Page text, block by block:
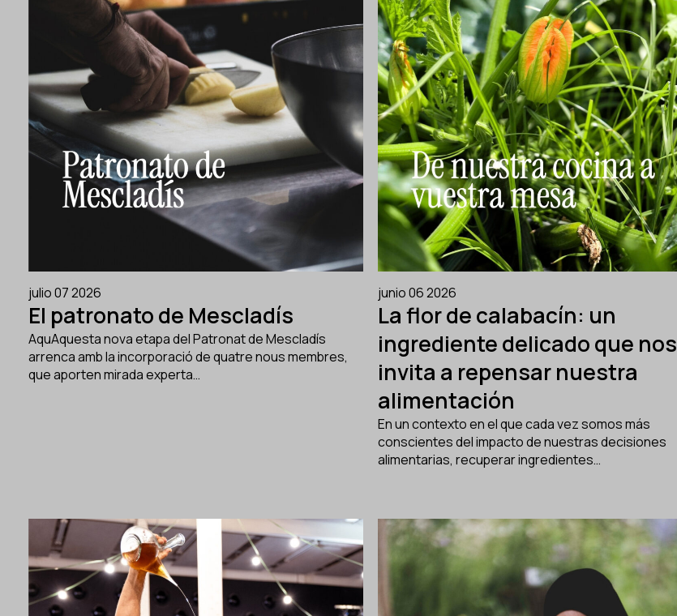
julio 07 2026
El patronato de Mescladís
AquAquesta nova etapa del Patronat de Mescladís
arrenca amb la incorporació de quatre nous membres,
que aporten mirada experta…
junio 06 2026
La flor de calabacín: un
ingrediente delicado que nos
invita a repensar nuestra
alimentación
En un contexto en el que cada vez somos más
conscientes del impacto de nuestras decisiones
alimentarias, recuperar ingredientes…